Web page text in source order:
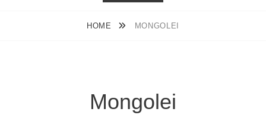
HOME MONGOLEI
Mongolei